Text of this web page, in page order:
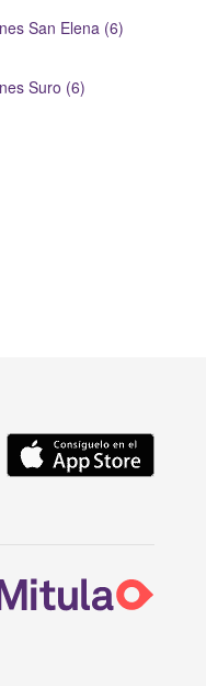
San Elena (6)
Suro (6)